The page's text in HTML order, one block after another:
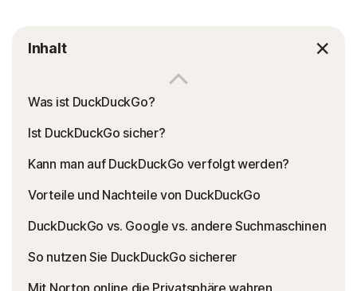
Inhalt
Was ist DuckDuckGo?
Ist DuckDuckGo sicher?
Kann man auf DuckDuckGo verfolgt werden?
Vorteile und Nachteile von DuckDuckGo
DuckDuckGo vs. Google vs. andere Suchmaschinen
So nutzen Sie DuckDuckGo sicherer
Mit Norton online die Privatsphäre wahren